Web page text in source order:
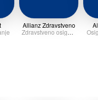
Allianz Zdravstveno
Zdravstveno osiguranje